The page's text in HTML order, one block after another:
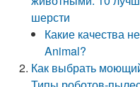
шерсти
Какие качества
Animal?
Как выбрать